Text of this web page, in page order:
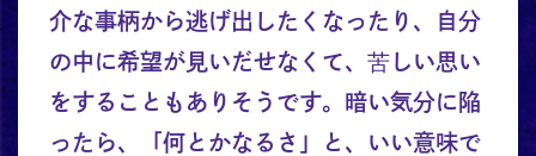
介な事柄から逃げ出したくなったり、自分
の中に希望が見いだせなくて、苦しい思い
をすることもありそうです。暗い気分に陥
ったら、「何とかなるさ」と、いい意味で